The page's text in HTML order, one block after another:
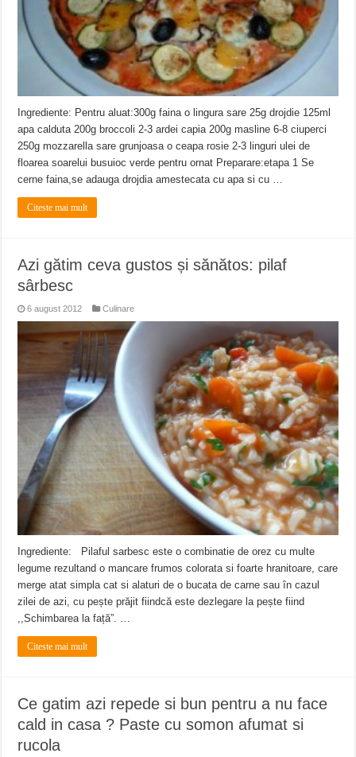
Ingrediente: Pentru aluat:300g faina o lingura sare 25g drojdie 125ml
apa calduta 200g broccoli 2-3 ardei capia 200g masline 6-8 ciuperci
250g mozzarella sare grunjoasa o ceapa rosie 2-3 linguri ulei de
floarea soarelui busuioc verde pentru ornat Preparare:etapa 1 Se
cerne faina,se adauga drojdia amestecata cu apa si cu …
Citeste mai mult
Azi gătim ceva gustos și sănătos: pilaf
sârbesc
6 august 2012 Culinare
Ingrediente: Pilaful sarbesc este o combinatie de orez cu multe
legume rezultand o mancare frumos colorata si foarte hranitoare, care
merge atat simpla cat si alaturi de o bucata de carne sau în cazul
zilei de azi, cu pește prăjit fiindcă este dezlegare la pește fiind
,,Schimbarea la față”. …
Citeste mai mult
Ce gatim azi repede si bun pentru a nu face
cald in casa ? Paste cu somon afumat si
rucola